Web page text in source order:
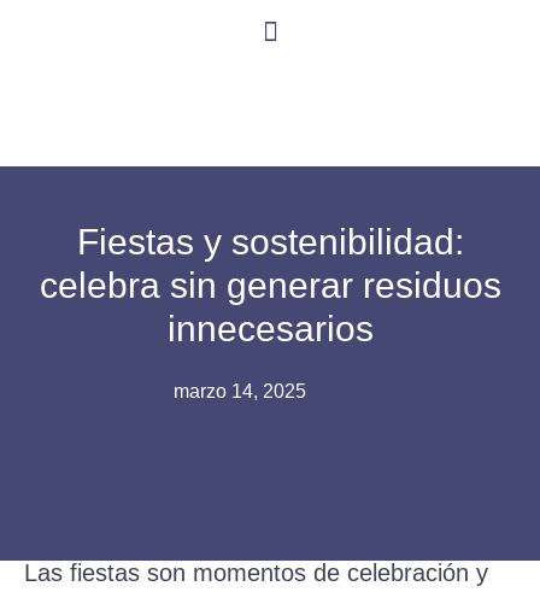
Fiestas y sostenibilidad:
celebra sin generar residuos
innecesarios
marzo 14, 2025
Las fiestas son momentos de celebración y